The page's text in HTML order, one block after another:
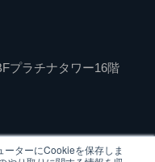
ーターにCookieを保存しま
プラチナタワー16階
運営会社